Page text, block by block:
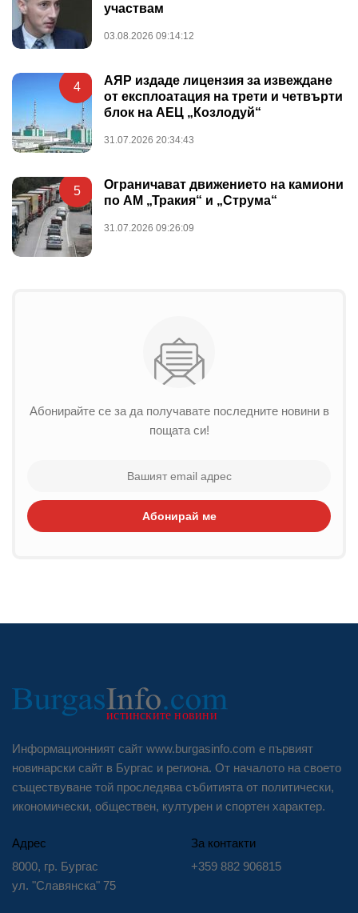
участвам
03.08.2026 09:14:12
4
АЯР издаде лицензия за извеждане
от експлоатация на трети и четвърти
блок на АЕЦ „Козлодуй“
31.07.2026 20:34:43
5
Ограничават движението на камиони
по АМ „Тракия“ и „Струма“
31.07.2026 09:26:09
Абонирайте се за да получавате последните новини в
пощата си!
Абонирай ме
Информационният сайт www.burgasinfo.com е първият
новинарски сайт в Бургас и региона. От началото на своето
съществуване той проследява събитията от политически,
икономически, обществен, културен и спортен характер.
Адрес
8000, гр. Бургас
ул. "Славянска" 75
За контакти
+359 882 906815